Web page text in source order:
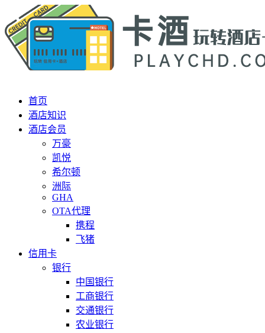
首页
酒店知识
酒店会员
万豪
凯悦
希尔顿
洲际
GHA
OTA代理
携程
飞猪
信用卡
银行
中国银行
工商银行
交通银行
农业银行